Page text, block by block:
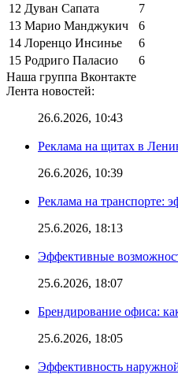
12 Дуван Сапата
7
13 Марио Манджукич
6
14 Лоренцо Инсинье
6
15 Родриго Паласио
6
Наша группа Вконтакте
Лента новостей:
26.6.2026, 10:43
Реклама на щитах в
26.6.2026, 10:39
Реклама на транспорте:
25.6.2026, 18:13
Эффективные
25.6.2026, 18:07
Брендирование офиса:
25.6.2026, 18:05
Эффективность